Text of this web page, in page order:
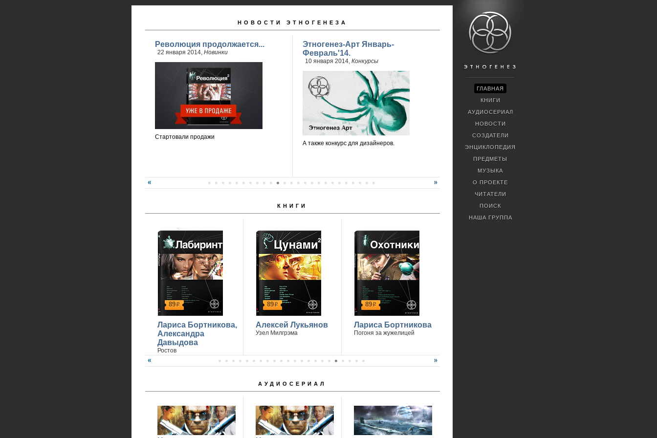
НОВОСТИ ЭТНОГЕНЕЗА
Революция продолжается...
22 января 2014, Новинки
Стартовали продажи
Этногенез-Арт Январь-
Февраль'14.
10 января 2014, Конкурсы
А также конкурс для дизайнеров.
КНИГИ
89р
Лариса Бортникова,
Александра
Давыдова
Ростов
89р
Алексей Лукьянов
Узел Милгрэма
89р
Лариса Бортникова
Погоня за жужелицей
АУДИОСЕРИАЛ
ГЛАВНАЯ
КНИГИ
АУДИОСЕРИАЛ
НОВОСТИ
СОЗДАТЕЛИ
ЭНЦИКЛОПЕДИЯ
ПРЕДМЕТЫ
МУЗЫКА
О ПРОЕКТЕ
ЧИТАТЕЛИ
ПОИСК
НАША ГРУППА